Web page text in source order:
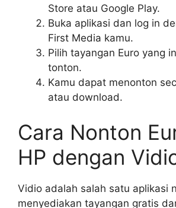
Store atau Google Play.
Buka aplikasi dan log in
First Media kamu.
Pilih tayangan Euro yang
tonton.
Kamu dapat menonton
atau download.
Cara Nonton
HP dengan
Vidio adalah salah satu aplikasi
menyediakan tayangan gratis